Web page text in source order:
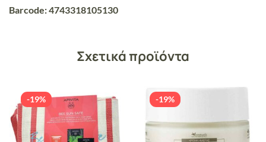
Barcode: 4743318105130
Σχετικά προϊόντα
-19% -19%